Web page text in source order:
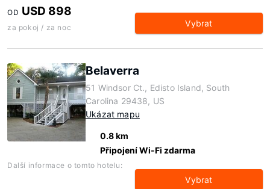
OD USD 898
za pokoj / za noc Vybrat
Belaverra
51 Windsor Ct., Edisto Island, South
Carolina 29438, US
Ukázat mapu
0.8 km
Připojení Wi-Fi zdarma
Další informace o tomto hotelu:
Vybrat